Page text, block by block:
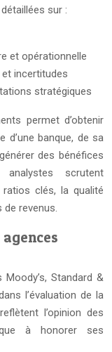
sur :
et opérationnelle
incertitudes
stratégiques
permet d’obtenir
d’une banque, de sa
des bénéfices
scrutent
clés, la qualité
revenus.
Standard &
l’évaluation de la
l’opinion des
à honorer ses